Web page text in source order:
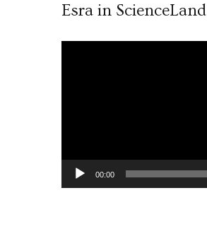
Esra in ScienceLand
00:00